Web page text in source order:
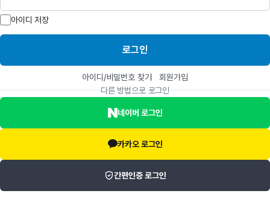
아이디 저장
로그인
아이디/비밀번호 찾기
회원가입
다른 방법으로 로그인
네이버 로그인
카카오 로그인
간편인증 로그인